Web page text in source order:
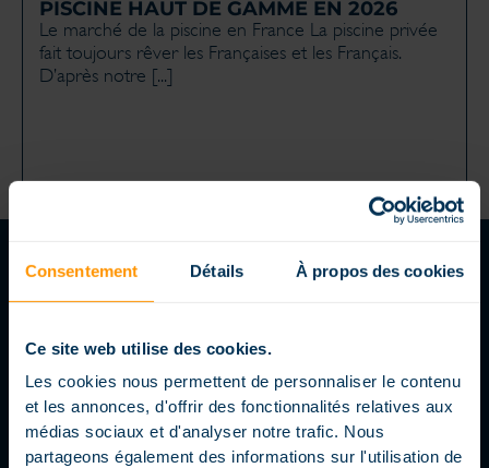
Consentement Détails À propos des cookies
Ce site web utilise des cookies.
Les cookies nous permettent de personnaliser le contenu
et les annonces, d'offrir des fonctionnalités relatives aux
médias sociaux et d'analyser notre trafic. Nous
partageons également des informations sur l'utilisation de
PISCINE HAUT DE GAMME EN 2026
Le marché de la piscine en France La piscine privée
fait toujours rêver les Françaises et les Français.
D’après notre [...]
LE BLOG MAGILINE